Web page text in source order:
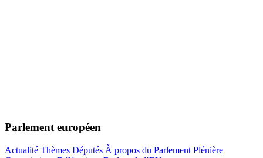
Parlement européen
Actualité Thèmes Députés À propos du Parlement Plénière